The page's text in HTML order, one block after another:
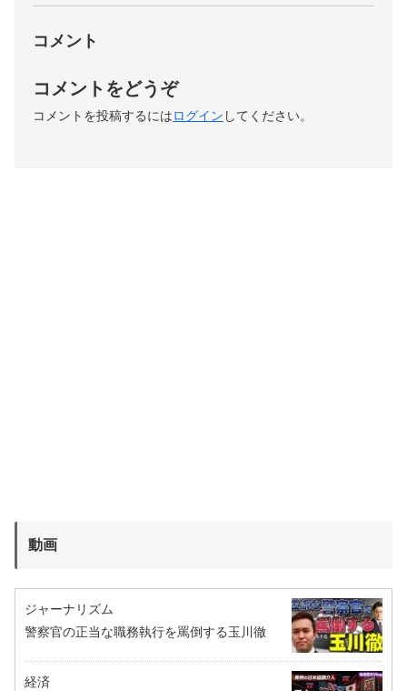
コメント
コメントをどうぞ
コメントを投稿するにはログイン してください。
動画
ジャーナリズム
警察官の正当な職務執行を罵倒する玉川徹
経済